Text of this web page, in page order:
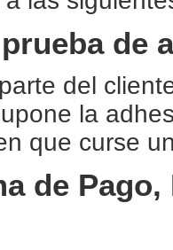
de
del
la
que curse
de